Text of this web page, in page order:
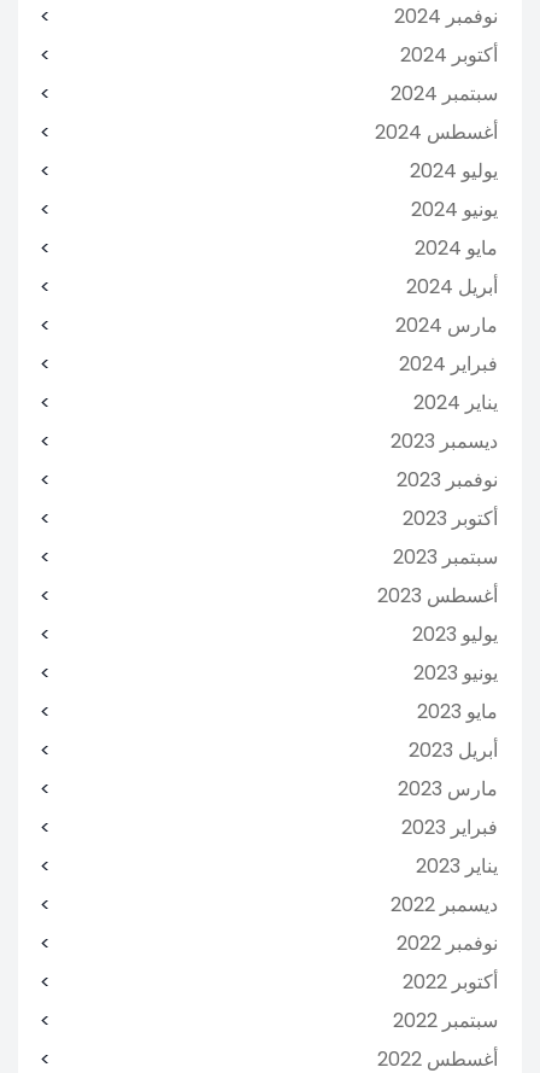
نوفمبر 2024
أكتوبر 2024
سبتمبر 2024
أغسطس 2024
يوليو 2024
يونيو 2024
مايو 2024
أبريل 2024
مارس 2024
فبراير 2024
يناير 2024
ديسمبر 2023
نوفمبر 2023
أكتوبر 2023
سبتمبر 2023
أغسطس 2023
يوليو 2023
يونيو 2023
مايو 2023
أبريل 2023
مارس 2023
فبراير 2023
يناير 2023
ديسمبر 2022
نوفمبر 2022
أكتوبر 2022
سبتمبر 2022
أغسطس 2022